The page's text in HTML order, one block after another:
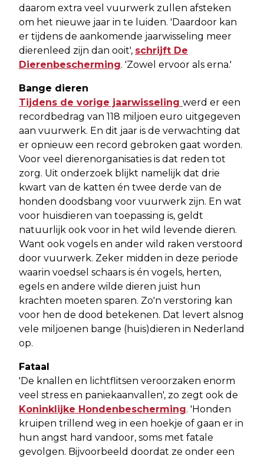
daarom extra veel vuurwerk zullen afsteken
om het nieuwe jaar in te luiden. 'Daardoor kan
er tijdens de aankomende jaarwisseling meer
dierenleed zijn dan ooit', schrijft De
Dierenbescherming. 'Zowel ervoor als erna.'
Bange dieren
Tijdens de vorige jaarwisseling werd er een
recordbedrag van 118 miljoen euro uitgegeven
aan vuurwerk. En dit jaar is de verwachting dat
er opnieuw een record gebroken gaat worden.
Voor veel dierenorganisaties is dat reden tot
zorg. Uit onderzoek blijkt namelijk dat drie
kwart van de katten én twee derde van de
honden doodsbang voor vuurwerk zijn. En wat
voor huisdieren van toepassing is, geldt
natuurlijk ook voor in het wild levende dieren.
Want ook vogels en ander wild raken verstoord
door vuurwerk. Zeker midden in deze periode
waarin voedsel schaars is én vogels, herten,
egels en andere wilde dieren juist hun
krachten moeten sparen. Zo'n verstoring kan
voor hen de dood betekenen. Dat levert alsnog
vele miljoenen bange (huis)dieren in Nederland
op.
Fataal
'De knallen en lichtflitsen veroorzaken enorm
veel stress en paniekaanvallen', zo zegt ook de
Koninklijke Hondenbescherming. 'Honden
kruipen trillend weg in een hoekje of gaan er in
hun angst hard vandoor, soms met fatale
gevolgen. Bijvoorbeeld doordat ze onder een